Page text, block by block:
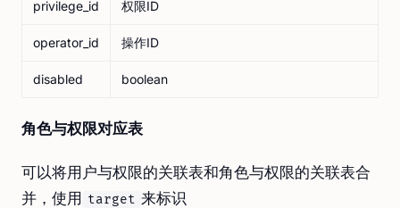
privilege_id 权限ID
operator_id 操作ID
disabled boolean
角色与权限对应表
可以将用户与权限的关联表和角色与权限的关联表合
并，使用 target 来标识